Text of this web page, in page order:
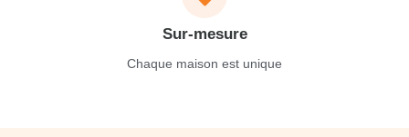
Sur-mesure
Chaque maison est unique